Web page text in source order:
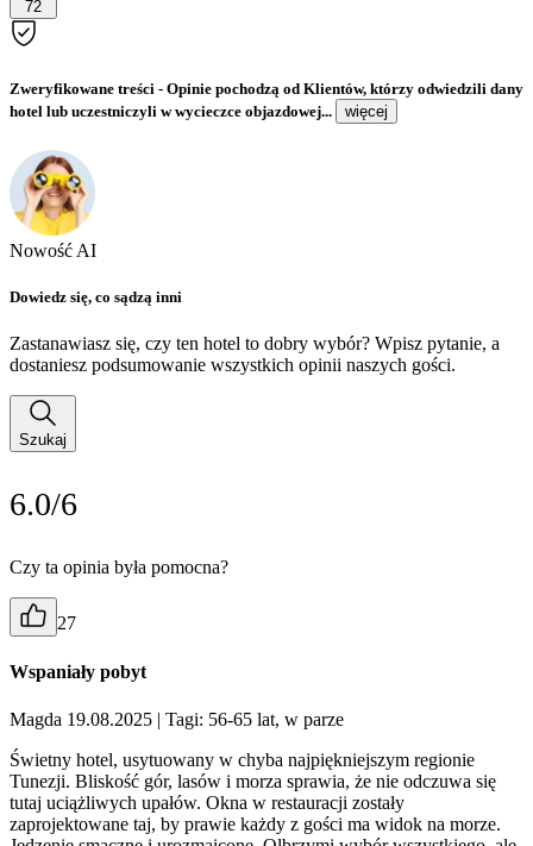
72
Zweryfikowane treści - Opinie pochodzą od Klientów, którzy odwiedzili dany
hotel lub uczestniczyli w wycieczce objazdowej...
więcej
Nowość AI
Dowiedz się, co sądzą inni
Zastanawiasz się, czy ten hotel to dobry wybór? Wpisz pytanie, a
dostaniesz podsumowanie wszystkich opinii naszych gości.
Szukaj
6.0/6
Czy ta opinia była pomocna?
27
Wspaniały pobyt
Magda 19.08.2025 | Tagi: 56-65 lat, w parze
Świetny hotel, usytuowany w chyba najpiękniejszym regionie
Tunezji. Bliskość gór, lasów i morza sprawia, że nie odczuwa się
tutaj uciążliwych upałów. Okna w restauracji zostały
zaprojektowane taj, by prawie każdy z gości ma widok na morze.